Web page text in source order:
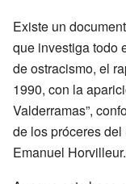
Existe un
que investiga todo
de ostracismo, el
1990, con la
Valderramas”,
de los próceres
Emanuel Horvilleur.